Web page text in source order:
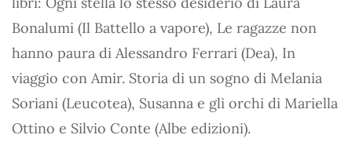
Bonalumi (Il Battello a vapore), Le ragazze non
hanno paura di Alessandro Ferrari (Dea), In
viaggio con Amir. Storia di un sogno di Melania
Soriani (Leucotea), Susanna e gli orchi di Mariella
Ottino e Silvio Conte (Albe edizioni).